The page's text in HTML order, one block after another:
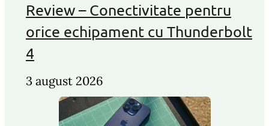
Review – Conectivitate pentru
orice echipament cu Thunderbolt
4
3 august 2026